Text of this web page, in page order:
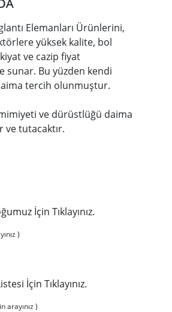
Elemanları Ürünlerini,
yüksek kalite, bol
ve cazip fiyat
sunar. Bu yüzden kendi
tercih olunmuştur.
ve dürüstlüğü daima
ve tutacaktır.
İçin Tıklayınız.
)
İçin Tıklayınız.
arayınız )